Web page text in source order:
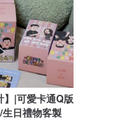
】|可愛卡通Q版
日禮物客製